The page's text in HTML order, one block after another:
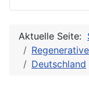
Aktuelle Seite:
Deutschland